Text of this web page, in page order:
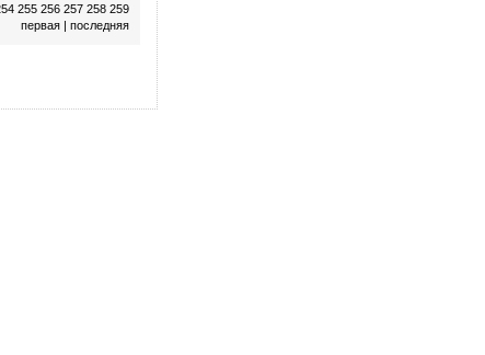
255 256 257 258 259
первая | последняя